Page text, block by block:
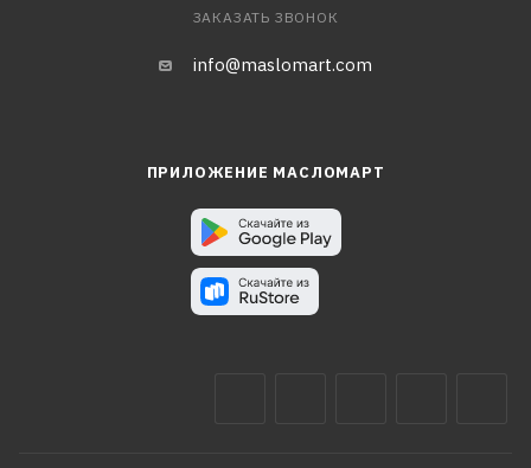
ЗАКАЗАТЬ ЗВОНОК
info@maslomart.com
ПРИЛОЖЕНИЕ МАСЛОМАРТ